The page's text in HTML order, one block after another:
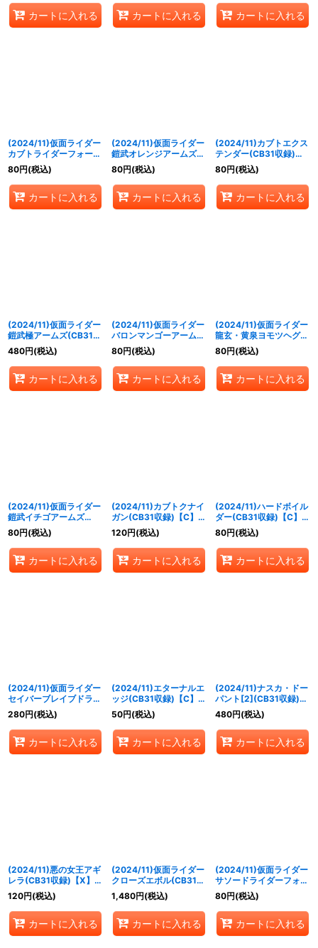
カートに入れる カートに入れる カートに入れる
(2024/11)仮面ライダー
カブトライダーフォーム
[2](CB31収録)【R】
{CB09-025}《赤》
80円(税込)
カートに入れる
(2024/11)仮面ライダー
鎧武オレンジアームズ
[2](CB31収録)【R】
{CB09-056}《黄》
80円(税込)
カートに入れる
(2024/11)カブトエクス
テンダー(CB31収録)
【C】{CB09-073}
《赤》
80円(税込)
カートに入れる
(2024/11)仮面ライダー
鎧武極アームズ(CB31収
録)【XX】{CB09-
XX01}《多》
480円(税込)
カートに入れる
(2024/11)仮面ライダー
バロンマンゴーアームズ
(CB31収録)【C】
{CB10-007}《赤》
80円(税込)
カートに入れる
(2024/11)仮面ライダー
龍玄・黄泉ヨモツヘグリ
アームズ(CB31収録)
【R】{CB10-048}
《多》
80円(税込)
カートに入れる
(2024/11)仮面ライダー
鎧武イチゴアームズ
(CB31収録)【C】
{CB10-060}《黄》
80円(税込)
カートに入れる
(2024/11)カブトクナイ
ガン(CB31収録)【C】
{CB10-066}《赤》
120円(税込)
カートに入れる
(2024/11)ハードボイル
ダー(CB31収録)【C】
{CB15-067}《緑》
80円(税込)
カートに入れる
(2024/11)仮面ライダー
セイバーブレイブドラゴ
ン(CB31収録)【X】
{CB15-X06}《多》
280円(税込)
カートに入れる
(2024/11)エターナルエ
ッジ(CB31収録)【C】
{CB17-058}《紫》
50円(税込)
カートに入れる
(2024/11)ナスカ・ドー
パント[2](CB31収録)
【X】{CB17-X03}
《紫》
480円(税込)
カートに入れる
(2024/11)悪の女王アギ
レラ(CB31収録)【X】
{CB24-CP05}《紫》
120円(税込)
カートに入れる
(2024/11)仮面ライダー
クローズエボル(CB31収
録)【X】{CB24-X06}
《多》
1,480円(税込)
カートに入れる
(2024/11)仮面ライダー
サソードライダーフォー
ム[2]【C】{CB31-001}
《赤》
80円(税込)
カートに入れる